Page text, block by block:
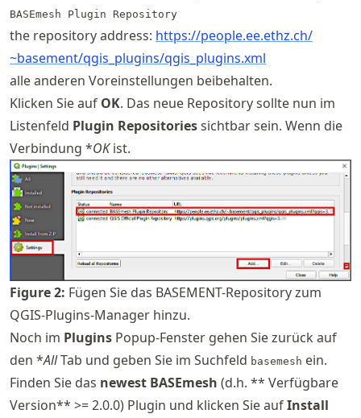
BASEmesh Plugin Repository
the repository address: https://people.ee.ethz.ch/
~basement/qgis _plugins/qgis _plugins.xml
alle anderen Voreinstellungen beibehalten.
Klicken Sie auf OK. Das neue Repository sollte nun im
Listenfeld Plugin Repositoriessichtbar sein. Wenn die
Verbindung *OKist.
Figure2: Fügen Sie das BASEMENT-Repository zum
QGIS-Plugins-Manager hinzu.
Noch im Plugins Popup-Fenster gehen Sie zurück auf
den *AllTab und geben Sie im Suchfeld basemesh ein.
Finden Sie das newest BASEmesh (d.h. ** Verfügbare
Version** >= 2.0.0) Plugin und klicken Sie aufInstall